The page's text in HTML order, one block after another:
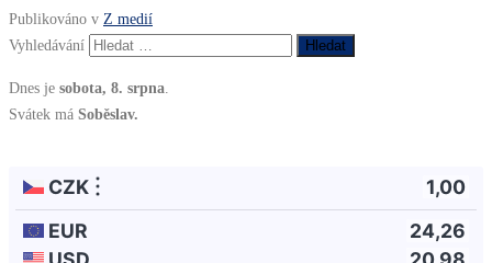
Publikováno v Z medií
Vyhledávání
Dnes je sobota, 8. srpna
Svátek má Soběslav.